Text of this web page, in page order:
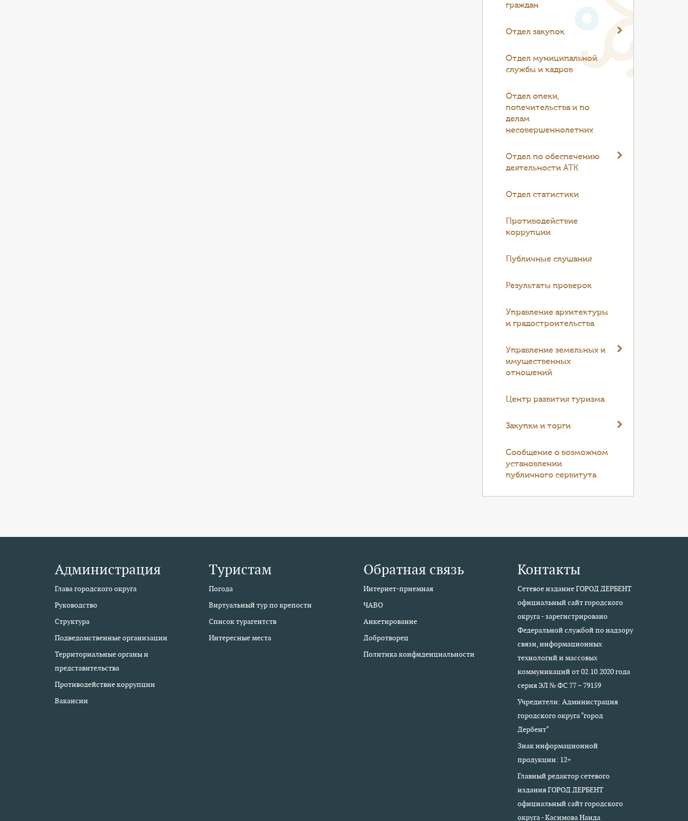
граждан
Отдел закупок
Отдел муниципальной
службы и кадров
Отдел опеки,
попечительства и по
делам
несовершеннолетних
Отдел по обеспечению
деятельности АТК
Отдел статистики
Противодействие
коррупции
Публичные слушания
Результаты проверок
Управление архитектуры
и градостроительства
Управление земельных и
имущественных
отношений
Центр развития туризма
Закупки и торги
Cообщение о возможном
установлении
публичного сервитута
Администрация
Глава городского округа
Руководство
Структура
Подведомственные организации
Территориальные органы и
представительства
Противодействие коррупции
Вакансии
Туристам
Погода
Виртуальный тур по крепости
Список турагентств
Интересные места
Обратная связь
Интернет-приемная
ЧАВО
Анкетирование
Добротворец
Политика конфиденциальности
Контакты
Сетевое издание ГОРОД ДЕРБЕНТ
официальный сайт городского
округа - зарегистрировано
Федеральной службой по надзору
связи, информационных
технологий и массовых
коммуникаций от 02.10.2020 года
серия ЭЛ № ФС 77 – 79159
Учредители: Администрация
городского округа "город
Дербент"
Знак информационной
продукции: 12+
Главный редактор сетевого
издания ГОРОД ДЕРБЕНТ
официальный сайт городского
округа - Касимова Наида